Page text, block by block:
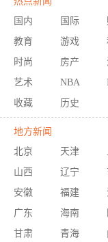
国内 国际
教育
游戏
时尚
房产
艺术
NBA
收藏
历史
地方新闻
北京 天津
山西
辽宁
安徽
福建
广东
海南
甘肃
青海